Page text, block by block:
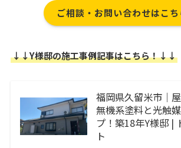
ご相談・お問い合わせはこち
↓↓Y様邸の施工事例記事はこちら！↓↓
福岡県久留米市｜
無機系塗料と光触
プ！築18年Y様邸 |
ト